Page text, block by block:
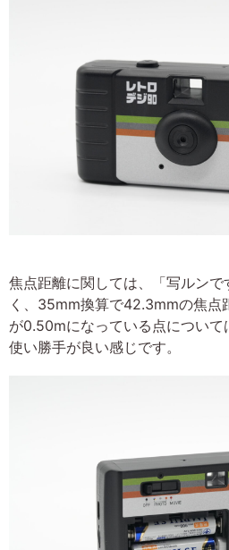
焦点距離に関しては、「写ルン
く、35mm換算で42.3mmの焦点
が0.50mになっている点について
使い勝手が良い感じです。